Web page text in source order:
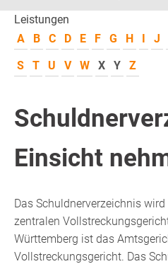
Leistungen
A
B C D E F G H I J
S
T U V W X Y Z
Einsicht
Das Schuldnerverzeichnis
zentralen
Württemberg ist das
Vollstreckungsgericht. Das